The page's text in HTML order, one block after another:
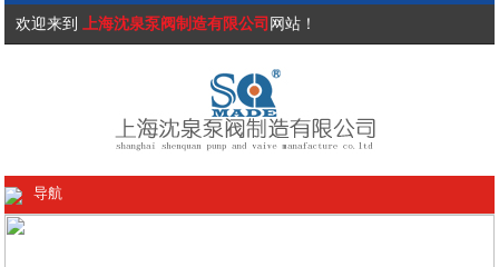
欢迎来到 上海沈泉泵阀制造有限公司 网站！
导航